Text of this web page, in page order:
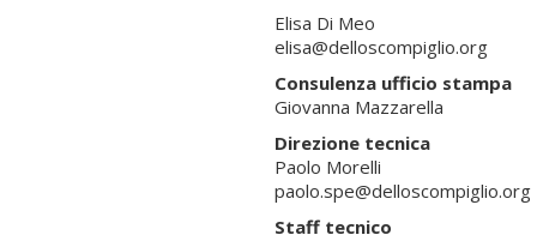
Elisa Di Meo
elisa@delloscompiglio.org
Consulenza ufficio stampa
Giovanna Mazzarella
Direzione tecnica
Paolo Morelli
paolo.spe@delloscompiglio.org
Staff tecnico